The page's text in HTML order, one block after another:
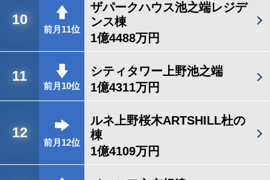
10
前月11位
ザパークハウス池之端レジデ
ンス棟
1億4488万円
11
前月10位
シティタワー上野池之端
1億4311万円
12
前月12位
ルネ上野桜木ARTSHILL杜の
棟
1億4109万円